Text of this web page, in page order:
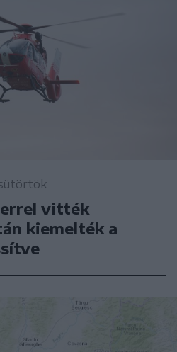
vitték
kiemelték a